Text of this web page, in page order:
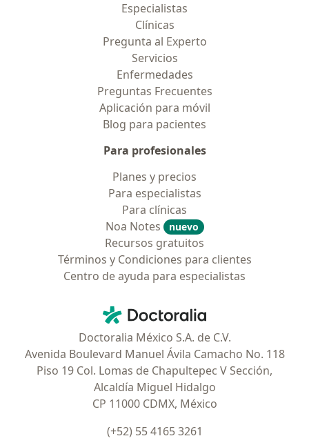
Especialistas
Clínicas
Pregunta al Experto
Servicios
Enfermedades
Preguntas Frecuentes
Aplicación para móvil
Blog para pacientes
Para profesionales
Planes y precios
Para especialistas
Para clínicas
Noa Notes
nuevo
Recursos gratuitos
Términos y Condiciones para clientes
Centro de ayuda para especialistas
Doctoralia - Página de inicio
Doctoralia México S.A. de C.V.
Avenida Boulevard Manuel Ávila Camacho No. 118
Piso 19 Col. Lomas de Chapultepec V Sección,
Alcaldía Miguel Hidalgo
CP 11000 CDMX, México
(+52) 55 4165 3261